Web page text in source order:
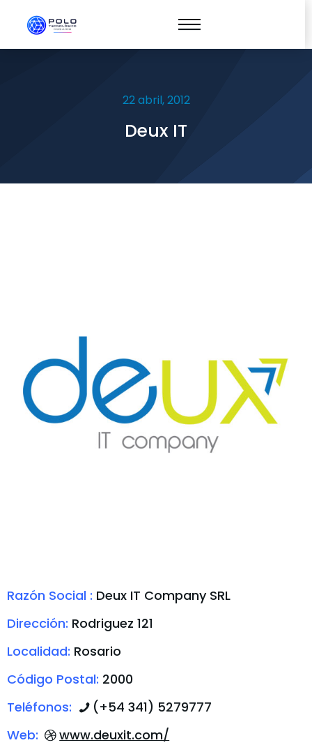
22 abril, 2012
Deux IT
Razón Social : Deux IT Company SRL
Dirección: Rodriguez 121
Localidad: Rosario
Código Postal: 2000
Teléfonos:
(+54 341) 5279777
Web:
www.deuxit.com/